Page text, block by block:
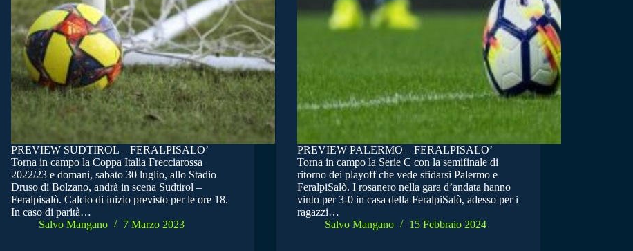
PREVIEW SUDTIROL – FERALPISALO’
Torna in campo la Coppa Italia Frecciarossa
2022/23 e domani, sabato 30 luglio, allo Stadio
Druso di Bolzano, andrà in scena Sudtirol –
Feralpisalò. Calcio di inizio previsto per le ore 18.
In caso di parità…
Salvo Mangano
7 Marzo 2023
PREVIEW PALERMO – FERALPISALO’
Torna in campo la Serie C con la semifinale di
ritorno dei playoff che vede sfidarsi Palermo e
FeralpiSalò. I rosanero nella gara d’andata hanno
vinto per 3-0 in casa della FeralpiSalò, adesso per i
ragazzi…
Salvo Mangano
15 Febbraio 2024